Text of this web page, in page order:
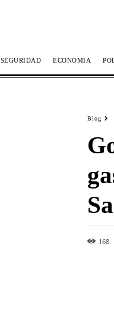
SEGURIDAD ECONOMIA
Blog
168